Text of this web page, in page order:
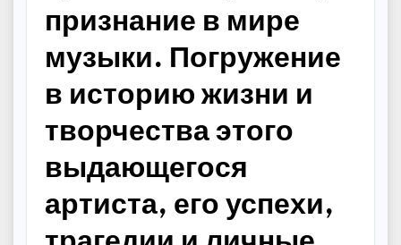
признание в мире
музыки. Погружение
в историю жизни и
творчества этого
выдающегося
артиста, его успехи,